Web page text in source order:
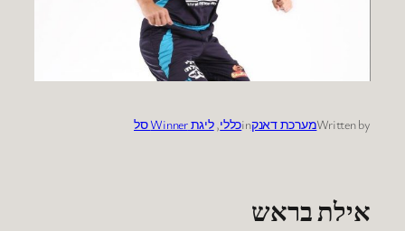
Written byמערכת דאנקinכללי, ליגת Winner סל
אילת בראש